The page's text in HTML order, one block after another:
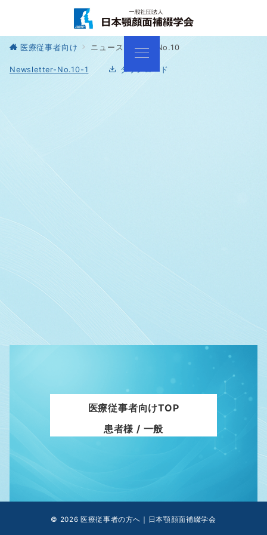
医療従事者向け ニュースレター No.10
Newsletter-No.10-1 ダウンロード
医療従事者向けTOP
患者様 / 一般
© 2026 医療従事者の方へ｜日本顎顔面補綴学会